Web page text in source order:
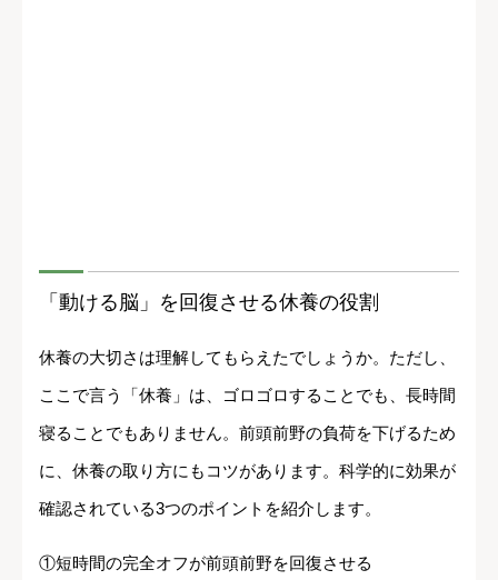
「動ける脳」を回復させる休養の役割
休養の大切さは理解してもらえたでしょうか。ただし、
ここで言う「休養」は、ゴロゴロすることでも、長時間
寝ることでもありません。前頭前野の負荷を下げるため
に、休養の取り方にもコツがあります。科学的に効果が
確認されている3つのポイントを紹介します。
①短時間の完全オフが前頭前野を回復させる